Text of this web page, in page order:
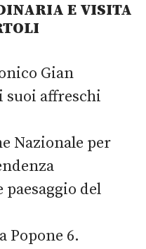
E VISITA
Gian
suoi affreschi
Nazionale per
del
Popone 6.